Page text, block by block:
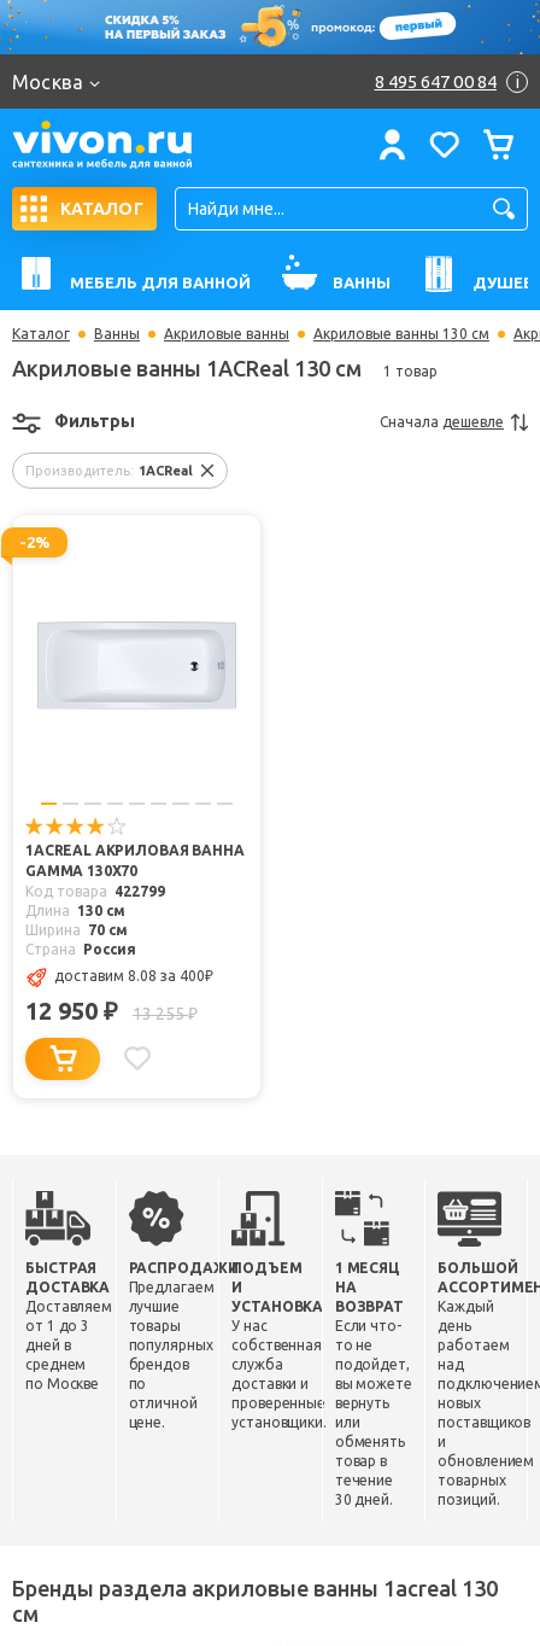
Москва 8 495 647 00 84 i
КАТАЛОГ
МЕБЕЛЬ ДЛЯ ВАННОЙ ВАННЫ
Каталог Ванны Акриловые ванны Акриловые ванны 130 см
Акриловые ванны 1ACReal 130 см 1 товар
Производитель: 1ACReal
Фильтры Сначала дешевле
-2%
1ACREAL АКРИЛОВАЯ ВАННА
GAMMA 130X70
Код товара
422799
Длина
130 см
Ширина
70 см
Страна
Россия
доставим 8.08 за 400₽
12 950 ₽ 13 255₽
БЫСТРАЯ
ДОСТАВКА
Доставляем
от 1 до 3
дней в
среднем
по Москве
РАСПРОДАЖИ
Предлагаем
лучшие
товары
популярных
брендов
по
отличной
цене.
ПОДЪЕМ
И
УСТАНОВКА
У нас
собственная
служба
доставки и
проверенные
установщики.
1 МЕСЯЦ
НА
ВОЗВРАТ
Если что-
то не
подойдет,
вы можете
вернуть
или
обменять
товар в
течение
30 дней.
БОЛЬШОЙ
Каждый
день
работаем
над
новых
поставщиков
и
обновлением
товарных
позиций.
Бренды раздела акриловые ванны 1acreal 130
см